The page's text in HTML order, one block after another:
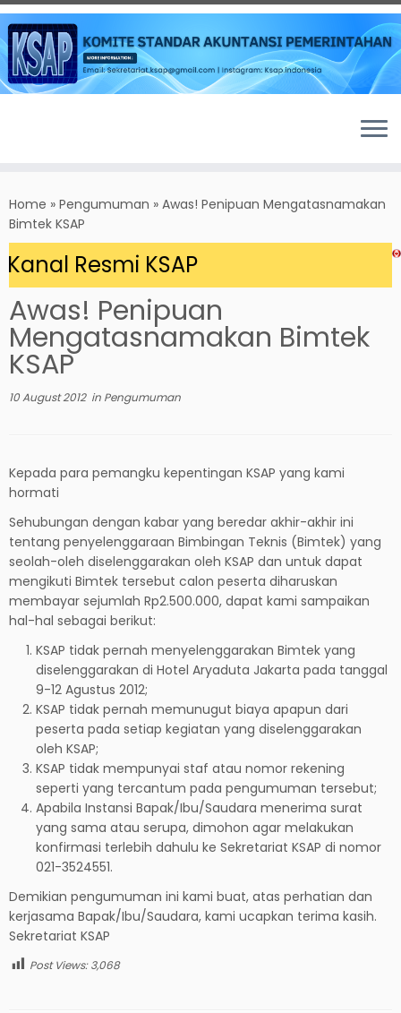
to
content
Home » Pengumuman » Awas! Penipuan Mengatasnamakan
Bimtek KSAP
Resmi KSAP
Awas! Penipuan
Mengatasnamakan Bimtek
KSAP
10 August 2012in Pengumuman
Kepada para pemangku kepentingan KSAP yang kami
hormati
Sehubungan dengan kabar yang beredar akhir-akhir ini
tentang penyelenggaraan Bimbingan Teknis (Bimtek) yang
seolah-oleh diselenggarakan oleh KSAP dan untuk dapat
mengikuti Bimtek tersebut calon peserta diharuskan
membayar sejumlah Rp2.500.000, dapat kami sampaikan
hal-hal sebagai berikut:
KSAP tidak pernah menyelenggarakan Bimtek yang
diselenggarakan di Hotel Aryaduta Jakarta pada tanggal
9-12 Agustus 2012;
KSAP tidak pernah memunugut biaya apapun dari
peserta pada setiap kegiatan yang diselenggarakan
oleh KSAP;
KSAP tidak mempunyai staf atau nomor rekening
seperti yang tercantum pada pengumuman tersebut;
Apabila Instansi Bapak/Ibu/Saudara menerima surat
yang sama atau serupa, dimohon agar melakukan
konfirmasi terlebih dahulu ke Sekretariat KSAP di nomor
021-3524551.
Demikian pengumuman ini kami buat, atas perhatian dan
kerjasama Bapak/Ibu/Saudara, kami ucapkan terima kasih.
Sekretariat KSAP
Post Views: 3,068